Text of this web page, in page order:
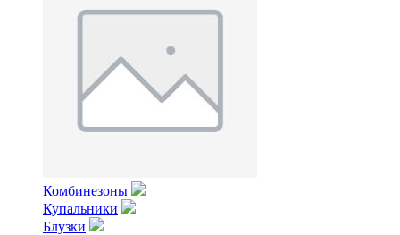
Комбинезоны
Купальники
Блузки